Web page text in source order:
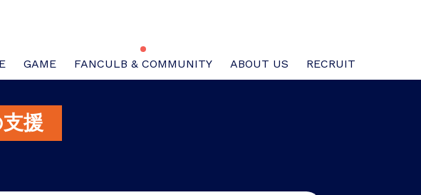
GAME FANCULB & COMMUNITY ABOUT US RECRUIT
援